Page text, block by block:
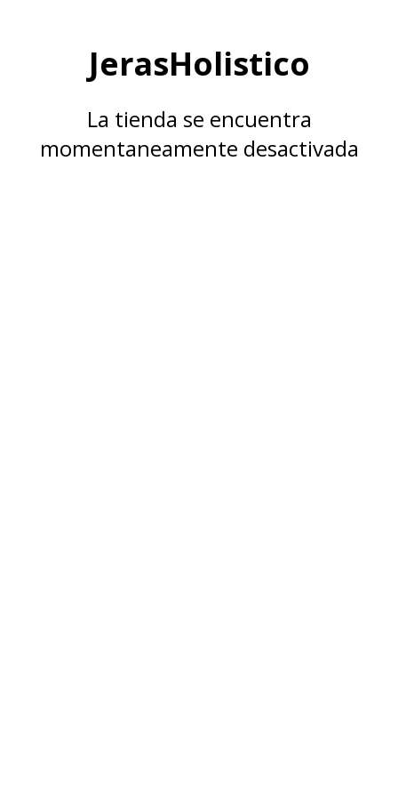
JerasHolistico
La tienda se encuentra
momentaneamente desactivada